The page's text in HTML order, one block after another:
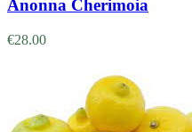
Anonna Cherimoia
€28.00